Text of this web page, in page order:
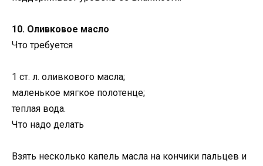
10. Оливковое масло
Что требуется
1 ст. л. оливкового масла;
маленькое мягкое полотенце;
теплая вода.
Что надо делать
Взять несколько капель масла на кончики пальцев и